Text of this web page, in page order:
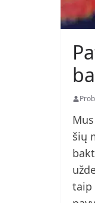
šių
taip